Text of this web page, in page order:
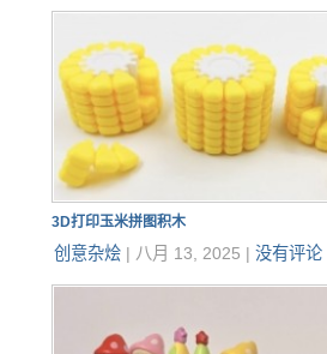
3D打印玉米拼图积木
创意杂烩| 八月 13, 2025 | 没有评论